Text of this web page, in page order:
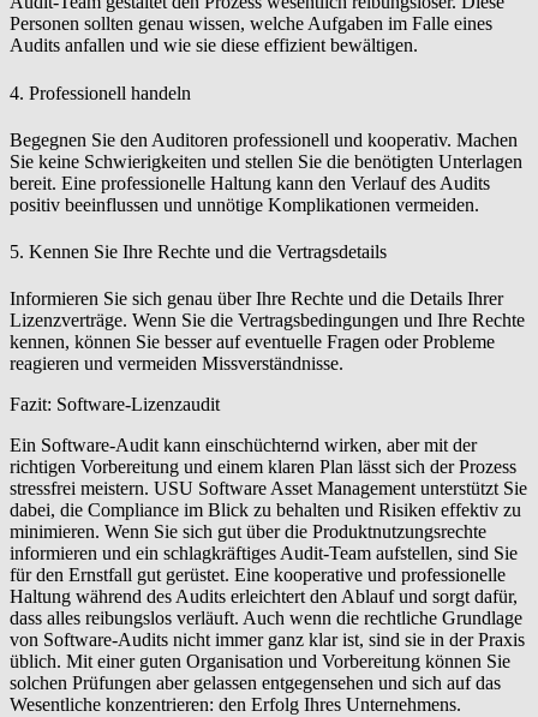
Personen sollten genau wissen, welche Aufgaben im Falle eines
Audits anfallen und wie sie diese effizient bewältigen.
4. Professionell handeln
Begegnen Sie den Auditoren professionell und kooperativ. Machen
Sie keine Schwierigkeiten und stellen Sie die benötigten Unterlagen
bereit. Eine professionelle Haltung kann den Verlauf des Audits
positiv beeinflussen und unnötige Komplikationen vermeiden.
5. Kennen Sie Ihre Rechte und die Vertragsdetails
Informieren Sie sich genau über Ihre Rechte und die Details Ihrer
Lizenzverträge. Wenn Sie die Vertragsbedingungen und Ihre Rechte
kennen, können Sie besser auf eventuelle Fragen oder Probleme
reagieren und vermeiden Missverständnisse.
Fazit: Software-Lizenzaudit
Ein Software-Audit kann einschüchternd wirken, aber mit der
richtigen Vorbereitung und einem klaren Plan lässt sich der Prozess
stressfrei meistern. USU Software Asset Management unterstützt Sie
dabei, die Compliance im Blick zu behalten und Risiken effektiv zu
minimieren. Wenn Sie sich gut über die Produktnutzungsrechte
informieren und ein schlagkräftiges Audit-Team aufstellen, sind Sie
für den Ernstfall gut gerüstet. Eine kooperative und professionelle
Haltung während des Audits erleichtert den Ablauf und sorgt dafür,
dass alles reibungslos verläuft. Auch wenn die rechtliche Grundlage
von Software-Audits nicht immer ganz klar ist, sind sie in der Praxis
üblich. Mit einer guten Organisation und Vorbereitung können Sie
solchen Prüfungen aber gelassen entgegensehen und sich auf das
Wesentliche konzentrieren: den Erfolg Ihres Unternehmens.